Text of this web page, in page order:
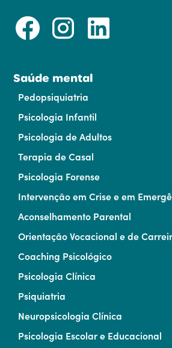
Saúde mental
Pedopsiquiatria
Psicologia Infantil
Psicologia de Adultos
Terapia de Casal
Psicologia Forense
Intervenção em Crise e em
Aconselhamento Parental
Orientação Vocacional e de
Coaching Psicológico
Psicologia Clínica
Psiquiatria
Neuropsicologia Clínica
Psicologia Escolar e Educacional